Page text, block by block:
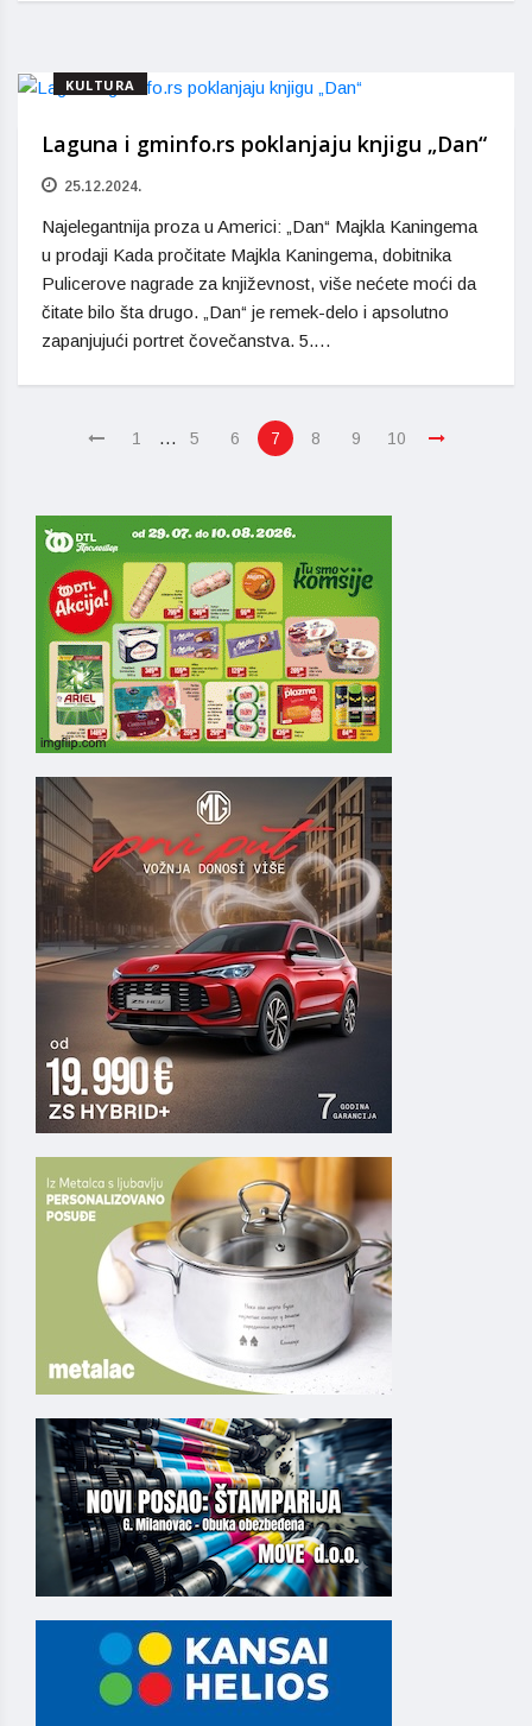
KULTURA
Laguna i gminfo.rs poklanjaju knjigu „Dan“
25.12.2024.
Najelegantnija proza u Americi: „Dan“ Majkla Kaningema
u prodaji Kada pročitate Majkla Kaningema, dobitnika
Pulicerove nagrade za književnost, više nećete moći da
čitate bilo šta drugo. „Dan“ je remek-delo i apsolutno
zapanjujući portret čovečanstva. 5.…
1 … 5 6 7 8 9 10